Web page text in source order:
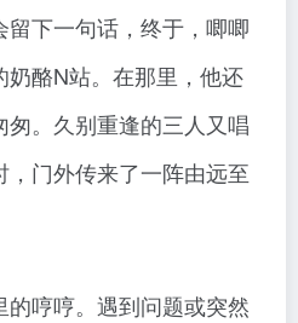
下一句话，终于，唧唧
酪N站。在那里，他还
匆。久别重逢的三人又唱
门外传来了一阵由远至
哼哼。遇到问题或突然